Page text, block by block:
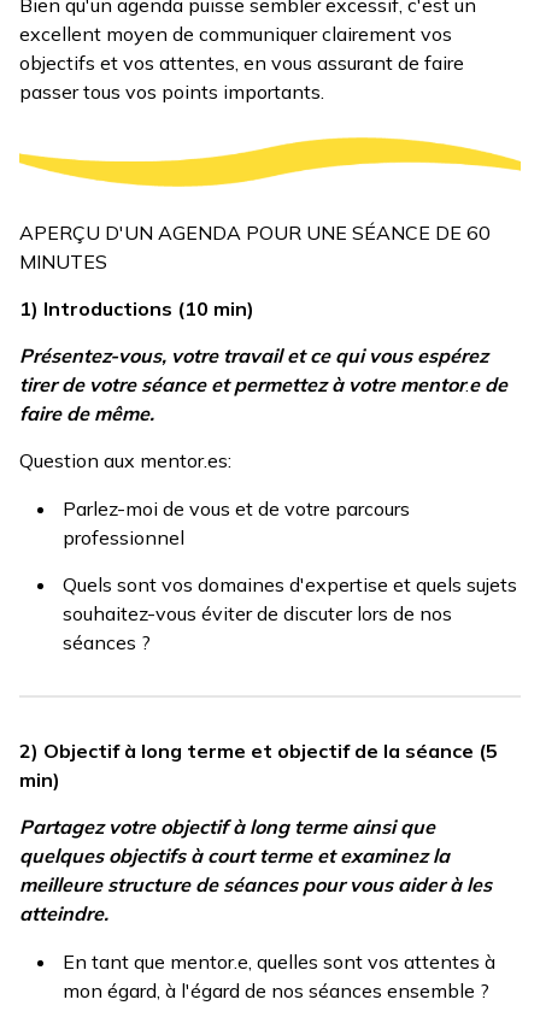
Bien qu'un agenda puisse sembler excessif, c'est un
excellent moyen de communiquer clairement vos
objectifs et vos attentes, en vous assurant de faire
passer tous vos points importants.
APERÇU D'UN AGENDA POUR UNE SÉANCE DE 60
MINUTES
1) Introductions (10 min)
Présentez-vous, votre travail et ce qui vous espérez
tirer de votre séance et permettez à votre mentor.e de
faire de même.
Question aux mentor.es:
Parlez-moi de vous et de votre parcours
professionnel
Quels sont vos domaines d'expertise et quels sujets
souhaitez-vous éviter de discuter lors de nos
séances ?
2) Objectif à long terme et objectif de la séance (5
min)
Partagez votre objectif à long terme ainsi que
quelques objectifs à court terme et examinez la
meilleure structure de séances pour vous aider à les
atteindre.
En tant que mentor.e, quelles sont vos attentes à
mon égard, à l'égard de nos séances ensemble ?